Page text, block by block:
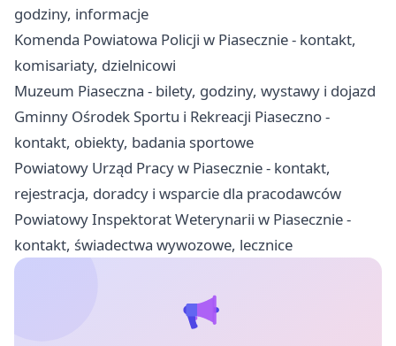
godziny, informacje
Komenda Powiatowa Policji w Piasecznie - kontakt,
komisariaty, dzielnicowi
Muzeum Piaseczna - bilety, godziny, wystawy i dojazd
Gminny Ośrodek Sportu i Rekreacji Piaseczno -
kontakt, obiekty, badania sportowe
Powiatowy Urząd Pracy w Piasecznie - kontakt,
rejestracja, doradcy i wsparcie dla pracodawców
Powiatowy Inspektorat Weterynarii w Piasecznie -
kontakt, świadectwa wywozowe, lecznice